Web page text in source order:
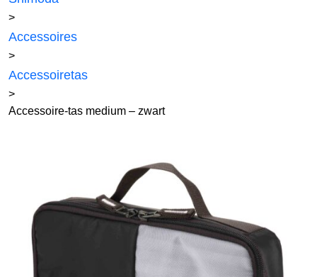
>
Accessoires
>
Accessoiretas
>
Accessoire-tas medium – zwart